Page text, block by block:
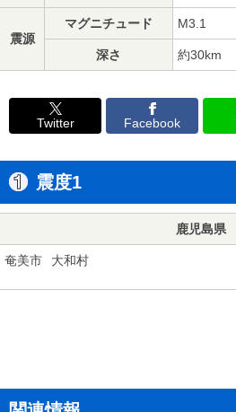
震源
マグニチュード M3.1
深さ 約30km
Twitter Facebook
震度1
鹿児島県
奄美市 大和村